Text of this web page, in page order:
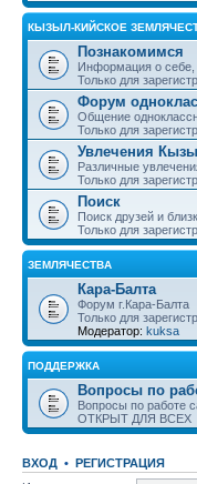
КЫЗЫЛ-КИЙСКОЕ
Познакомимся
Информация о
Только для
Форум
Общение
Только для
Увлечения
Различные
Только для
Поиск
Поиск друзей и
Только для
ЗЕМЛЯЧЕСТВА
Кара-Балта
Форум г.Кара-Балта
Только для
Модератор: kuksa
ПОДДЕРЖКА
Вопросы по
Вопросы по работе
ОТКРЫТ ДЛЯ ВСЕХ
ВХОД • РЕГИСТРАЦИЯ